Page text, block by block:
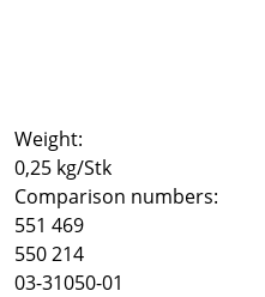
Weight:
0,25 kg/Stk
Comparison numbers:
551 469
550 214
03-31050-01